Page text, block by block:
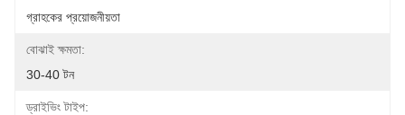
গ্রাহকের প্রয়োজনীয়তা
বোঝাই ক্ষমতা:
30-40 টন
ড্রাইভিং টাইপ: